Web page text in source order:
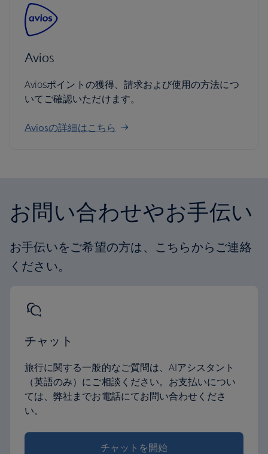
Avios
Aviosポイントの獲得、請求および使用の方法につ
いてご確認いただけます。
Aviosの詳細はこちら
お問い合わせやお手伝い
お手伝いをご希望の方は、こちらからご連絡
ください。
チャット
旅行に関する一般的なご質問は、AIアシスタント
（英語のみ）にご相談ください。お支払いについ
ては、弊社までお電話にてお問い合わせくださ
い。
チャットを開始